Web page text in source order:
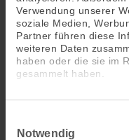
Verwendung unserer
soziale Medien,
Partner führen diese
weiteren Daten
haben oder die sie im
gesammelt haben.
Notwendig